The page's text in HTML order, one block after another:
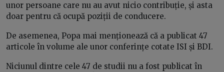
unor persoane care nu au avut nicio contribuție, și asta
doar pentru că ocupă poziții de conducere.
De asemenea, Popa mai menționează că a publicat 47
articole în volume ale unor conferințe cotate ISI și BDI.
Niciunul dintre cele 47 de studii nu a fost publicat în